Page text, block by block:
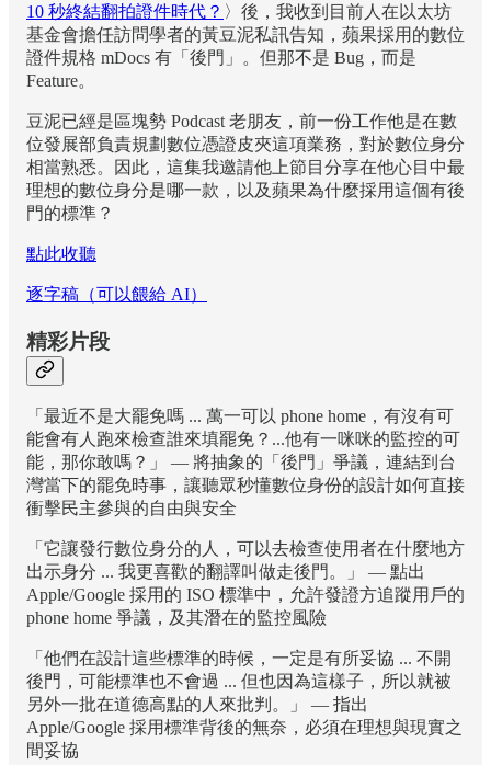
10 秒終結翻拍證件時代？ 〉後，我收到目前人在以太坊
基金會擔任訪問學者的黃豆泥私訊告知，蘋果採用的數位
證件規格 mDocs 有「後門」。但那不是 Bug，而是
Feature。
豆泥已經是區塊勢 Podcast 老朋友，前一份工作他是在數
位發展部負責規劃數位憑證皮夾這項業務，對於數位身分
相當熟悉。因此，這集我邀請他上節目分享在他心目中最
理想的數位身分是哪一款，以及蘋果為什麼採用這個有後
門的標準？
點此收聽
逐字稿（可以餵給 AI）
精彩片段
「最近不是大罷免嗎 ... 萬一可以 phone home，有沒有可
能會有人跑來檢查誰來填罷免？...他有一咪咪的監控的可
能，那你敢嗎？」 — 將抽象的「後門」爭議，連結到台
灣當下的罷免時事，讓聽眾秒懂數位身份的設計如何直接
衝擊民主參與的自由與安全
「它讓發行數位身分的人，可以去檢查使用者在什麼地方
出示身分 ... 我更喜歡的翻譯叫做走後門。」 — 點出
Apple/Google 採用的 ISO 標準中，允許發證方追蹤用戶的
phone home 爭議，及其潛在的監控風險
「他們在設計這些標準的時候，一定是有所妥協 ... 不開
後門，可能標準也不會過 ... 但也因為這樣子，所以就被
另外一批在道德高點的人來批判。」 — 指出
Apple/Google 採用標準背後的無奈，必須在理想與現實之
間妥協